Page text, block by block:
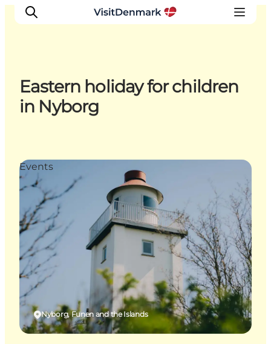
Ispirazioni
Dove andare
Pianifica il viaggio
Eastern holiday for children
in Nyborg
Nyborg, Funen and the Islands
Events